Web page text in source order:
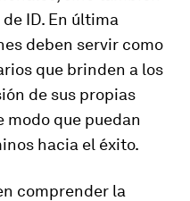
ID. En última
deben servir como
que brinden a los
de sus propias
que puedan
hacia el éxito.
comprender la